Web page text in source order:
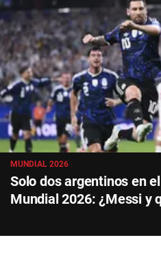
MUNDIAL 2026
Solo dos argentinos en
Mundial 2026: ¿Messi y